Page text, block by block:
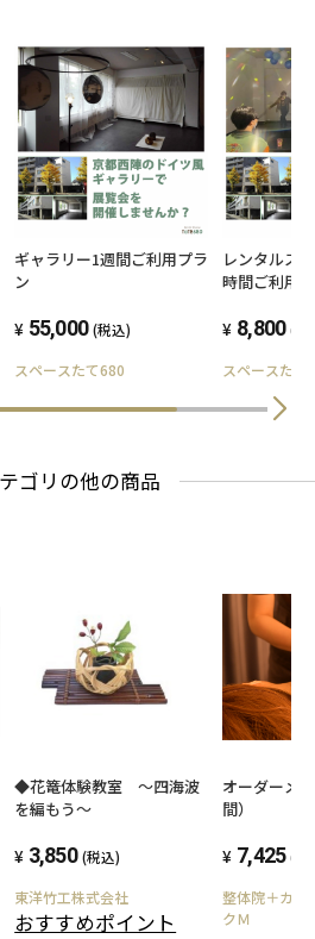
ギャラリー1週間ご利用プラ
ン
55,000 (税込)
スペースたて680
レンタルス
時間ご利用
8,800 (税
スペースたて
ゴリの他の商品
◆花篭体験教室 ～四海波
を編もう～
3,850 (税込)
東洋竹工株式会社
おすすめポイント
オーダーメ
間）
7,425 (税
整体院＋カイ
クＭ